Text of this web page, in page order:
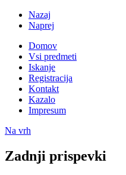
Nazaj
Naprej
Domov
Vsi predmeti
Iskanje
Registracija
Kontakt
Kazalo
Impresum
Na vrh
Zadnji prispevki